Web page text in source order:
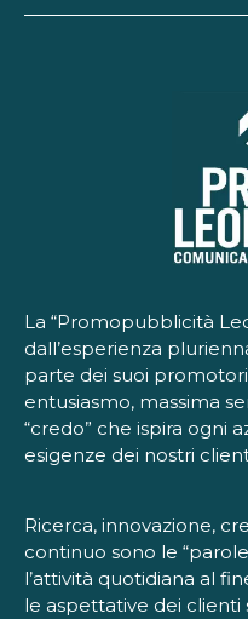
La “Promopubblicità
dall’esperienza
parte dei suoi
entusiasmo, massima
“credo” che ispira ogni
esigenze dei nostri
Ricerca, innovazione,
continuo sono le
l’attività quotidiana al
le aspettative dei clienti